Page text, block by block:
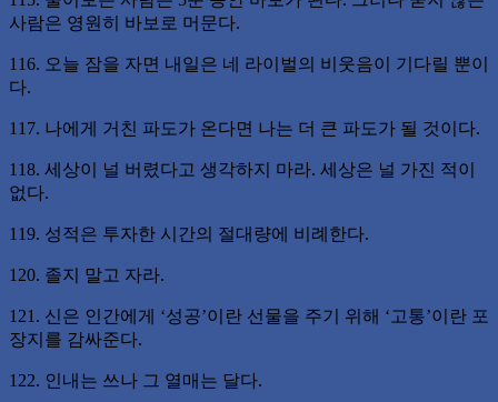
사람은 영원히 바보로 머문다.
116. 오늘 잠을 자면 내일은 네 라이벌의 비웃음이 기다릴 뿐이
다.
117. 나에게 거친 파도가 온다면 나는 더 큰 파도가 될 것이다.
118. 세상이 널 버렸다고 생각하지 마라. 세상은 널 가진 적이
없다.
119. 성적은 투자한 시간의 절대량에 비례한다.
120. 졸지 말고 자라.
121. 신은 인간에게 ‘성공’이란 선물을 주기 위해 ‘고통’이란 포
장지를 감싸준다.
122. 인내는 쓰나 그 열매는 달다.